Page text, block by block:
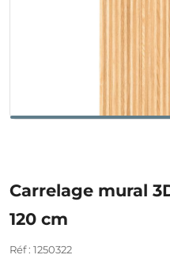
Carrelage mural
120 cm
Réf : 1250322